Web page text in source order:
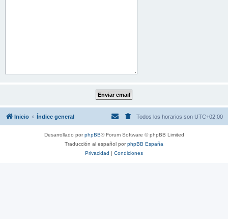
Inicio Índice general Todos los horarios son UTC+02:00
Desarrollado porphpBB® Forum Software © phpBB Limited
Traducción al español porphpBB España
Privacidad | Condiciones